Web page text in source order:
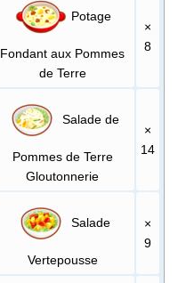
Potage
Fondant aux Pommes
de Terre
×
8
Salade de
Pommes de Terre
Gloutonnerie
×
14
Salade
Vertepousse
×
9